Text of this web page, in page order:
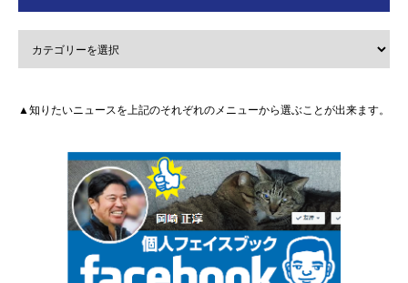
▲知りたいニュースを上記のそれぞれのメニューから選ぶことが出来ます。